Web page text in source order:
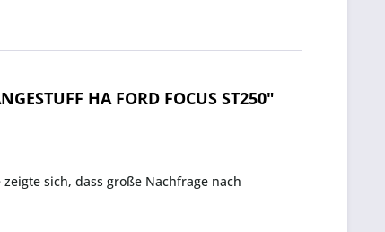
HA FORD FOCUS ST250"
sich, dass große Nachfrage nach